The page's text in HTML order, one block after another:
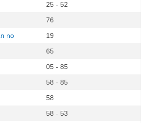
25 - 52
76
no
19
65
05 - 85
58 - 85
58
58 - 53